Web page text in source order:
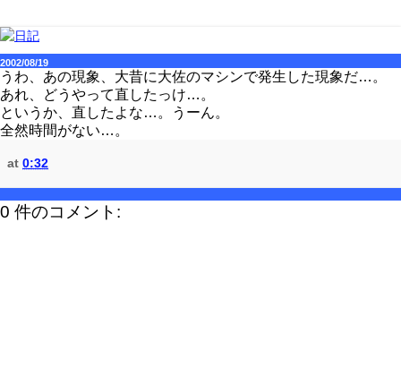
2002/08/19
うわ、あの現象、大昔に大佐のマシンで発生した現象だ…。
あれ、どうやって直したっけ…。
というか、直したよな…。うーん。
全然時間がない…。
at 0:32
0 件のコメント: